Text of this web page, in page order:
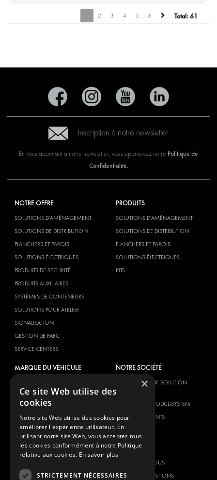
1 2 3 4 5 6 Total: 61
Inscription à notre newsletter
En vous abonnant à notre newsletter, vous approuvez notre Politique de
Confidentialité.
NOTRE OFFRE
SOLUTIONS D'AMÉNAGEMENT
SOLUTIONS DE DISTRIBUTION
PLANCHERS ET PAROIS
SOLUTIONS ÉLECTRIQUES
PRODUITS DE SÉCURITÉ
PRODUITS AUXILIAIRES
SYSTÈMES DE CONTENEURS
SOLUTIONS POUR ATELIER
SIGNALISATION
GESTION DE PARC
SERVICE CENTERS
PRODUITS
SOLUTIONS D'AMÉNAGEMENT
SOLUTIONS DE DISTRIBUTION
PLANCHERS ET PAROIS
SOLUTIONS ÉLECTRIQUES
KITS
MARQUE DU VÉHICULE
DACIA
FORD
HYUNDAI
IVECO
MAXUS
NOTRE SOCIÉTÉ
FOURNISSEUR DE SOLUTION
GLOBALE
À PROPOS DE MODUL-SYSTEM
TÉLÉCHARGEMENTS
NOUVELLES
CONTACT
CONTACTEZ-NOUS
FOIRE AUX QUESTIONS
×
Ce site Web utilise des
cookies
Notre site Web utilise des cookies pour
améliorer l'expérience utilisateur. En
utilisant notre site Web, vous acceptez tous
les cookies conformément à notre Politique
relative aux cookies. En savoir plus
STRICTEMENT NÉCESSAIRES